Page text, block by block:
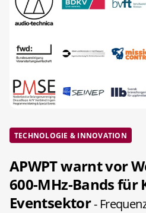
TECHNOLOGIE & INNOVATION
APWPT warnt vor
600-MHz-Bands für
Eventsektor-